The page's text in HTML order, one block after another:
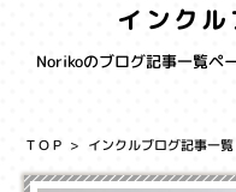
インク
Norikoのブログ記事一覧ペ
ＴＯＰ インクルブログ記事一覧